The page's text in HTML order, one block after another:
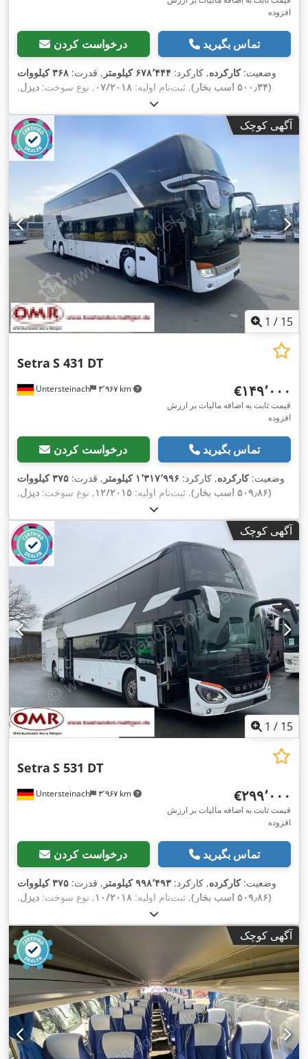
افزوده
درخواست کردن تماس بگیرید
وضعیت:کارکرده, کارکرد: ۶۷۸٬۴۴۴ کیلومتر , قدرت:
۳۶۸ کیلووات
(۵۰۰٫۳۴ اسب بخار)
, ثبت‌نام اولیه: ۰۷/۲۰۱۸ , نوع سوخت: دیزل,
, نوع چرخ‌دنده:خودکار
دیگر, ترمزها:رتاردر, سال ساخت:۲۰۱۸, تجهیزات:آشپزخانه روی
برد, اتصال یدک‌کش, اِی‌بی‌اِس‎, تهویه مطبوع, سیستم ناوبری, کروز
کنترل,
آگهی کوچک
1 / 15
Untersteinach ۳٬۹۶۷ km
Setra S 431 DT
‎€۱۴۹٬۰۰۰
قیمت ثابت به اضافه مالیات بر ارزش
افزوده
درخواست کردن تماس بگیرید
وضعیت:کارکرده, کارکرد: ۱٬۳۱۷٬۹۹۶ کیلومتر , قدرت:
۳۷۵ کیلووات
(۵۰۹٫۸۶ اسب بخار)
, ثبت‌نام اولیه: ۱۲/۲۰۱۵, نوع سوخت: دیزل,
, نوع چرخ‌دنده:خودکار
سفید, ترمزها:رتاردر, سال ساخت:۲۰۱۵, تجهیزات:اتصال یدک‌کش,
اِی‌بی‌اِس‎, برنامه پایداری الکترونیکی (ESP), تهویه مطبوع, سیستم
ایموبیلایزر, فرمان هیدرولیک, قفل مرکزی, چراغ مه شکن, کروز
کنترل, کنترل کشش
آگهی کوچک
1 / 15
Untersteinach ۳٬۹۶۷ km
Setra S 531 DT
‎€۲۹۹٬۰۰۰
قیمت ثابت به اضافه مالیات بر ارزش
افزوده
درخواست کردن تماس بگیرید
وضعیت:کارکرده, کارکرد: ۹۹۸٬۴۹۳ کیلومتر , قدرت:
۳۷۵ کیلووات
(۵۰۹٫۸۶ اسب بخار)
, ثبت‌نام اولیه: ۱۰/۲۰۱۸, نوع سوخت: دیزل,
, نوع چرخ‌دنده:خودکار
سفید, ترمزها:رتاردر, سال ساخت:۲۰۱۸, تجهیزات:اتصال یدک‌کش,
اِی‌بی‌اِس‎, برنامه پایداری الکترونیکی (ESP), تهویه مطبوع, سیستم
ایموبیلایزر, فرمان هیدرولیک, قفل مرکزی, چراغ مه شکن, کروز
کنترل, کنترل کشش,
آگهی کوچک